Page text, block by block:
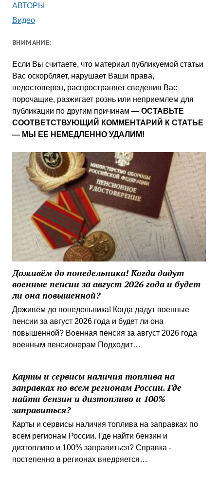
АВТОРЫ
Видео
ВНИМАНИЕ:
Если Вы считаете, что материал публикуемой статьи
Вас оскорбляет, нарушает Ваши права,
недостоверен, распространяет сведения Вас
порочащие, разжигает рознь или неприемлем для
публикации по другим причинам — ОСТАВЬТЕ
СООТВЕТСТВУЮЩИЙ КОММЕНТАРИЙ К СТАТЬЕ
— МЫ ЕЕ НЕМЕДЛЕННО УДАЛИМ!
Доживём до понедельника! Когда дадут
военные пенсии за август 2026 года и будет
ли она повышенной?
Доживём до понедельника! Когда дадут военные
пенсии за август 2026 года и будет ли она
повышенной? Военная пенсия за август 2026 года
военным пенсионерам Подходит…
Карты и сервисы наличия топлива на
заправках по всем регионам России. Где
найти бензин и дизтопливо и 100%
заправиться?
Карты и сервисы наличия топлива на заправках по
всем регионам России. Где найти бензин и
дизтопливо и 100% заправиться? Справка -
постепенно в регионах внедряется…